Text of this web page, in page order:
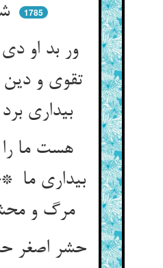
شمال
1785
ور بد او
تقوی و
بیداری برد در ثمین
هست ما
بیداری ما
مرگ و محشر دو گوا
حشر اصغر